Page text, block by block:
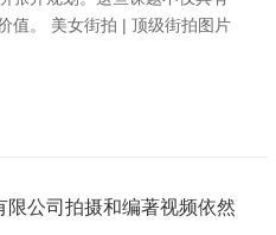
值。 美女街拍 | 顶级街拍图片
公司拍摄和编著视频依然